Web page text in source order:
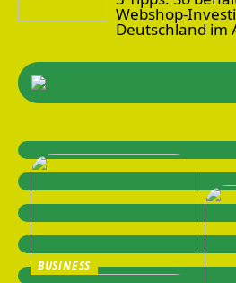
Webshop-
Deutschland im
BUSINESS